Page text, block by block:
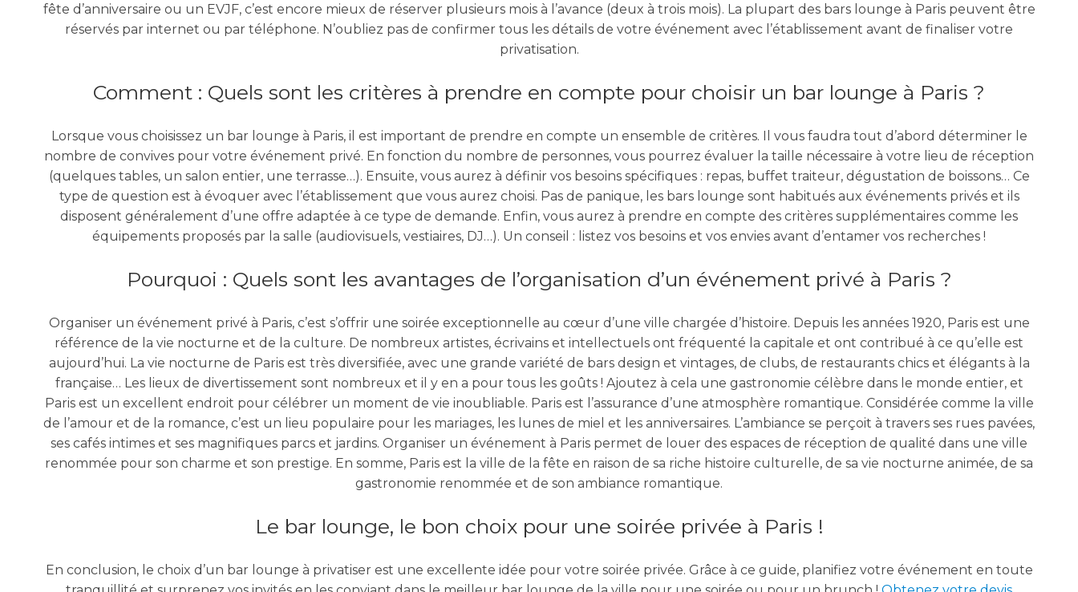
fête d’anniversaire ou un EVJF, c’est encore mieux de réserver plusieurs mois à l’avance (deux à trois mois). La plupart des bars lounge à Paris peuvent être
réservés par internet ou par téléphone. N’oubliez pas de confirmer tous les détails de votre événement avec l’établissement avant de finaliser votre
privatisation.
Comment : Quels sont les critères à prendre en compte pour choisir un bar lounge à Paris ?
Lorsque vous choisissez un bar lounge à Paris, il est important de prendre en compte un ensemble de critères. Il vous faudra tout d’abord déterminer le
nombre de convives pour votre événement privé. En fonction du nombre de personnes, vous pourrez évaluer la taille nécessaire à votre lieu de réception
(quelques tables, un salon entier, une terrasse…). Ensuite, vous aurez à définir vos besoins spécifiques : repas, buffet traiteur, dégustation de boissons… Ce
type de question est à évoquer avec l’établissement que vous aurez choisi. Pas de panique, les bars lounge sont habitués aux événements privés et ils
disposent généralement d’une offre adaptée à ce type de demande. Enfin, vous aurez à prendre en compte des critères supplémentaires comme les
équipements proposés par la salle (audiovisuels, vestiaires, DJ…). Un conseil : listez vos besoins et vos envies avant d’entamer vos recherches !
Pourquoi : Quels sont les avantages de l’organisation d’un événement privé à Paris ?
Organiser un événement privé à Paris, c’est s’offrir une soirée exceptionnelle au cœur d’une ville chargée d’histoire. Depuis les années 1920, Paris est une
référence de la vie nocturne et de la culture. De nombreux artistes, écrivains et intellectuels ont fréquenté la capitale et ont contribué à ce qu’elle est
aujourd’hui. La vie nocturne de Paris est très diversifiée, avec une grande variété de bars design et vintages, de clubs, de restaurants chics et élégants à la
française… Les lieux de divertissement sont nombreux et il y en a pour tous les goûts ! Ajoutez à cela une gastronomie célèbre dans le monde entier, et
Paris est un excellent endroit pour célébrer un moment de vie inoubliable. Paris est l’assurance d’une atmosphère romantique. Considérée comme la ville
de l’amour et de la romance, c’est un lieu populaire pour les mariages, les lunes de miel et les anniversaires. L’ambiance se perçoit à travers ses rues pavées,
ses cafés intimes et ses magnifiques parcs et jardins. Organiser un événement à Paris permet de louer des espaces de réception de qualité dans une ville
renommée pour son charme et son prestige. En somme, Paris est la ville de la fête en raison de sa riche histoire culturelle, de sa vie nocturne animée, de sa
gastronomie renommée et de son ambiance romantique.
Le bar lounge, le bon choix pour une soirée privée à Paris !
En conclusion, le choix d’un bar lounge à privatiser est une excellente idée pour votre soirée privée. Grâce à ce guide, planifiez votre événement en toute